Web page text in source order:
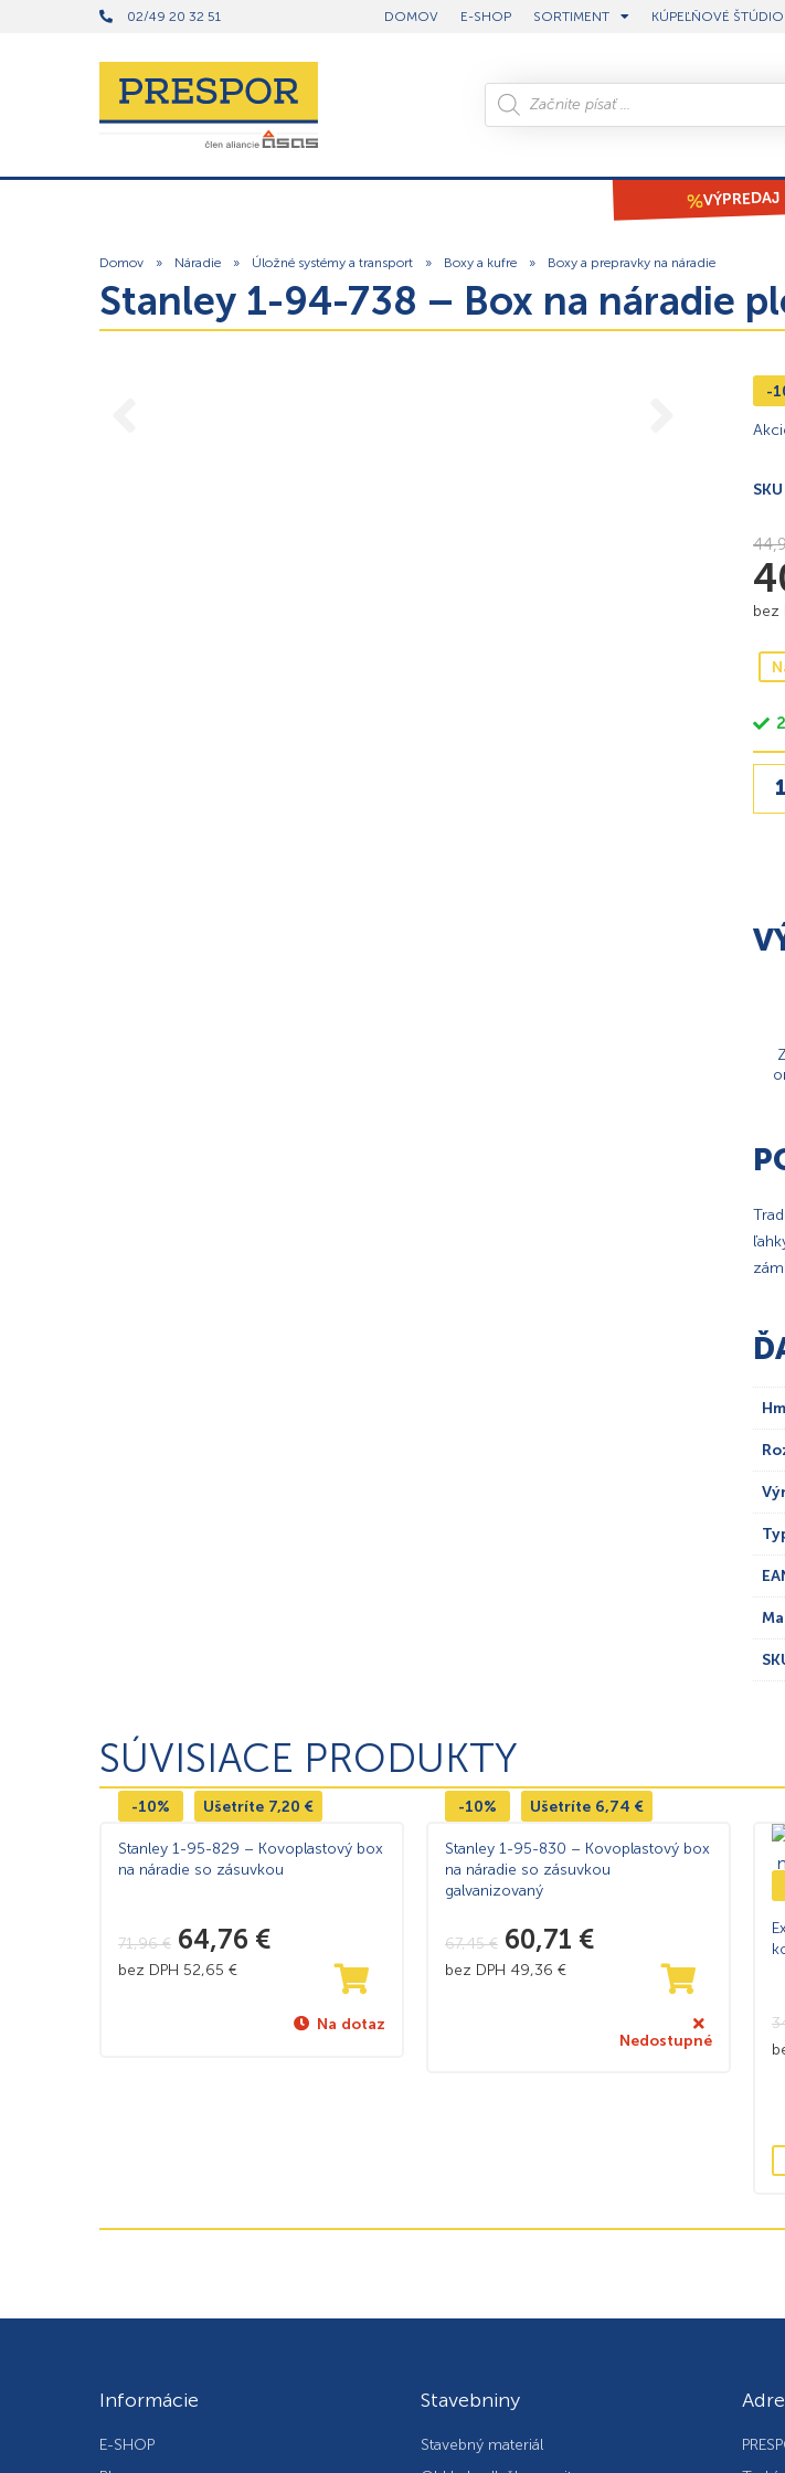
02/49 20 32 51 DOMOV E-SHOP SORTIMENT KÚPEĽŇOVÉ ŠTÚDIO
VÝPREDAJ
Domov » Náradie » Úložné systémy a transport » Boxy a kufre » Boxy a prepravky na náradie
Stanley 1-94-738 – Box na náradie
-
SKU
bez
SÚVISIACE PRODUKTY
-10% Ušetríte 7,20 €
Stanley 1-95-829 – Kovoplastový box
na náradie so zásuvkou
71,96€ 64,76 €
bez DPH 52,65 €
Na dotaz
-10% Ušetríte 6,74 €
Stanley 1-95-830 – Kovoplastový box
na náradie so zásuvkou
galvanizovaný
67,45€ 60,71 €
bez DPH 49,36 €
Nedostupné
Informácie
E-SHOP
Stavebniny
Stavebný materiál